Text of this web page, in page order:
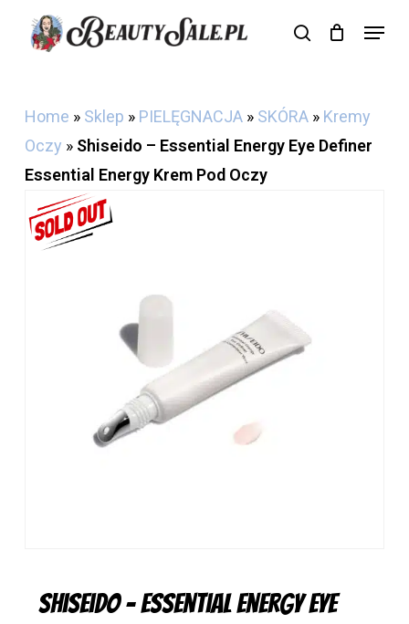
search
Menu
Cart Close
Home » Sklep » PIELĘGNACJA» SKÓRA» Kremy
Oczy » Shiseido – Essential Energy Eye Definer
Essential Energy Krem Pod Oczy
Shiseido – Essential Energy Eye